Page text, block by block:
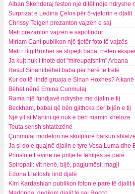
Alban Skënderaj feston një ditëlindje ndryshe
Surprizat e Ledina Çelos për 5-vjetorin e djalit
Chrissy Teigen prezanton vajzën e saj
Meti prezanton vajzën e sapolindur
Miriam Cani publikon një tjetër foto të vajzës
Meti i Big Brother së shpejti baba, rrëfen
Ja kujt nuk i thotë dot "mireupafshim" Arbana
Resul Sinani bëhet baba për herë të tretë
Kur do të lindë gruaja e Sinan Hoxhës? A
Bëhet nënë Emina Cunmulaj
Rama një fundjavë ndryshe me djalin e tij
Beckham, babai që bën gjithcka për bijën e tij
Një yll si Martini që nuk e bën mamin xheloze
Teuta sërish shtatëzënë
Çunmulaj modelon në skulpturë barkun
Ja si do e quajnë djalin e tyre Vesa Luma dhe
Prinslo e Levine në pritje të fëmijës së parë
Spiropali: vit nënë, bijë, pagjumësi, magji
Edona Llalloshi lind djalë
Kim Kardashian publikon foton e parë të djalit